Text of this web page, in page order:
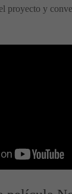
proyecto y